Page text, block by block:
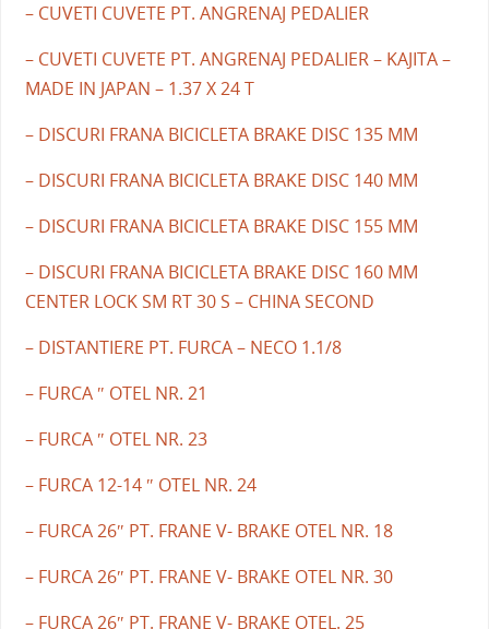
– CUVETI CUVETE PT. ANGRENAJ PEDALIER
– CUVETI CUVETE PT. ANGRENAJ PEDALIER – KAJITA –
MADE IN JAPAN – 1.37 X 24 T
– DISCURI FRANA BICICLETA BRAKE DISC 135 MM
– DISCURI FRANA BICICLETA BRAKE DISC 140 MM
– DISCURI FRANA BICICLETA BRAKE DISC 155 MM
– DISCURI FRANA BICICLETA BRAKE DISC 160 MM
CENTER LOCK SM RT 30 S – CHINA SECOND
– DISTANTIERE PT. FURCA – NECO 1.1/8
– FURCA ″ OTEL NR. 21
– FURCA ″ OTEL NR. 23
– FURCA 12-14 ″ OTEL NR. 24
– FURCA 26″ PT. FRANE V- BRAKE OTEL NR. 18
– FURCA 26″ PT. FRANE V- BRAKE OTEL NR. 30
– FURCA 26″ PT. FRANE V- BRAKE OTEL. 25